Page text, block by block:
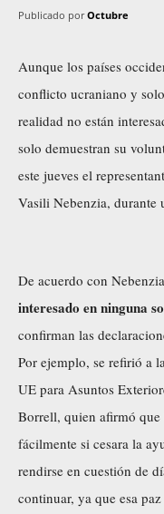
Publicado por Octubre
Aunque los países
conflicto ucraniano y
realidad no están
solo demuestran su
este jueves el
Vasili Nebenzia, durante
De acuerdo con
interesado en ninguna
confirman las
Por ejemplo, se refirió a
UE para Asuntos
Borrell, quien afirmó que
fácilmente si cesara la
rendirse en cuestión de
continuar, ya que esa